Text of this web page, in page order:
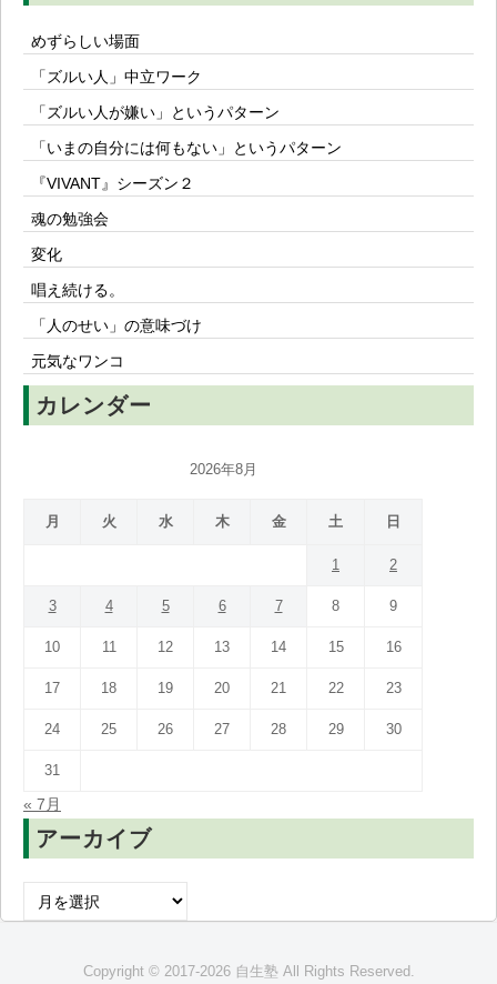
めずらしい場面
「ズルい人」中立ワーク
「ズルい人が嫌い」というパターン
「いまの自分には何もない」というパターン
『VIVANT』シーズン２
魂の勉強会
変化
唱え続ける。
「人のせい」の意味づけ
元気なワンコ
カレンダー
2026年8月
月 火 水 木 金 土 日
1 2
3 4 5 6 7 8 9
10 11 12 13 14 15 16
17 18 19 20 21 22 23
24 25 26 27 28 29 30
31
« 7月
アーカイブ
ー
Copyright © 2017-2026 自生塾 All Rights Reserved.